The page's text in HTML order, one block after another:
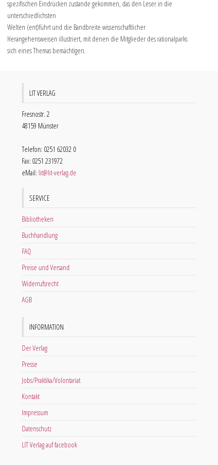
spezifischen Eindrücken zustande gekommen, das den Leser in die
unterschiedlichsten
Welten (ent)führt und die Bandbreite wissenschaftlicher
Herangehensweisen illustriert, mit denen die Mitglieder des rationalparks
sich eines Themas bemächtigen.
LIT VERLAG
Fresnostr. 2
48159 Münster
Telefon: 0251 62032 0
Fax: 0251 231972
eMail: lit@lit-verlag.de
SERVICE
Bibliotheken
Buchhandlung
FAQ
Preise und Versand
Widerrufsrecht
AGB
INFORMATION
Der Verlag
Presse
Jobs/Praktika/Volontariat
Kontakt
Impressum
Datenschutz
LIT Verlag auf facebook